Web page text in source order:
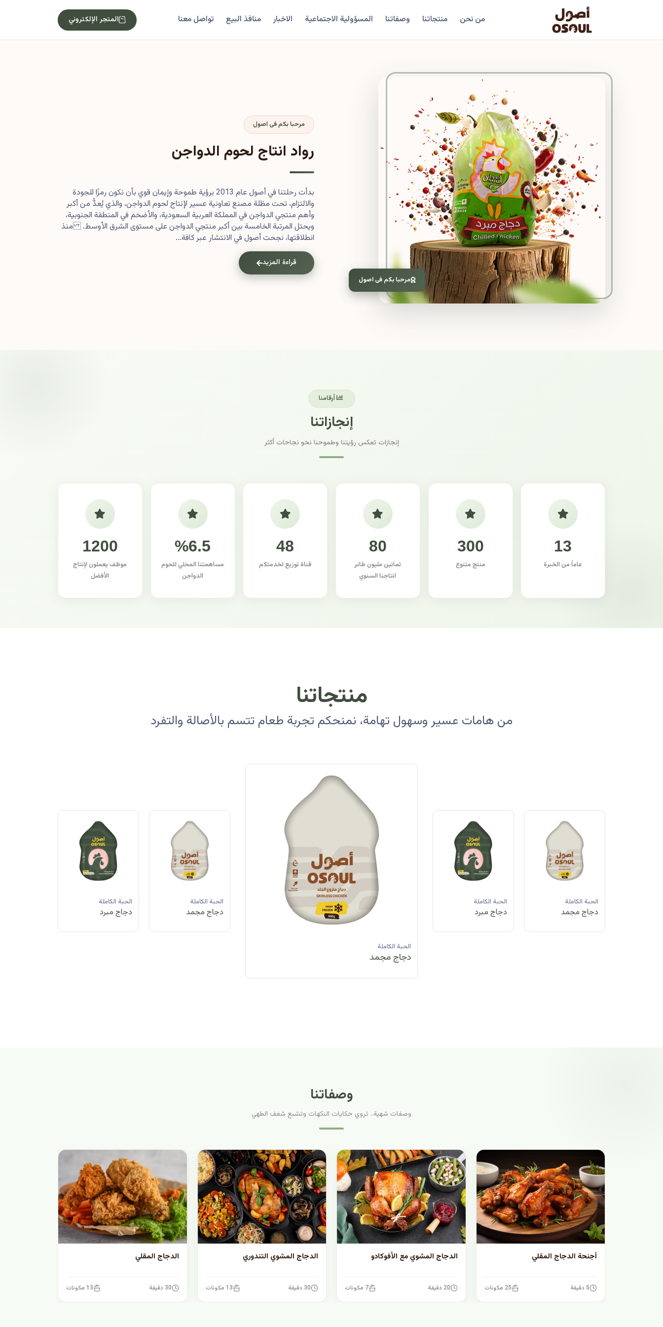
من نحن منتجاتنا وصفاتنا المسؤولية الاجتماعية الاخبار منافذ البيع تواصل معنا المتجر الإلكتروني
مرحبا بكم فى اصول
مرحبا بكم فى اصول
رواد انتاج لحوم الدواجن
بدأت رحلتنا في أصول عام 2013 برؤية طموحة وإيمان قوي بأن نكون رمزًا للجودة
والالتزام، تحت مظلة مصنع تعاونية عسير لإنتاج لحوم الدواجن، والذي يُعدُّ من أكبر
وأهم منتجي الدواجن في المملكة العربية السعودية، والأضخم في المنطقة الجنوبية،
ويحتل المرتبة الخامسة بين أكبر منتجي الدواجن على مستوى الشرق الأوسط. منذ
انطلاقتها، نجحت أصول في الانتشار عبر كافة...
قراءة المزيد
أرقامنا
إنجازاتنا
إنجازات تعكس رؤيتنا وطموحنا نحو نجاحات أكثر
13
عاماً من الخبرة
300
منتج متنوع
80
ثمانين مليون طائر
انتاجنا السنوي
48
قناة توزيع لخدمتكم
%6.5
مساهمتنا المحلي للحوم
الدواجن
1200
موظف يعملون لإنتاج
الأفضل
منتجاتنا
من هامات عسير وسهول تهامة، نمنحكم تجربة طعام تتسم بالأصالة والتفرد
الحبة الكاملة
دجاج مبرد
الحبة الكاملة
دجاج مجمد
الحبة الكاملة
دجاج مبرد
الحبة الكاملة
دجاج مجمد
الحبة الكاملة الحبة الكاملة
دجاج مجمد
الحبة الكاملة
دجاج مبرد
الحبة الكاملة
دجاج مجمد
وصفاتنا
وصفات شهية.. تروي حكايات النكهات وتشبع شغف الطهي
أجنحة الدجاج المقلي
5 دقيقة 25 مكونات
الدجاج المشوي مع الأفوكادو
20 دقيقة 7 مكونات
الدجاج المشوي التندوري
30 دقيقة 13 مكونات
الدجاج المقلي
30 دقيقة 13 مكونات